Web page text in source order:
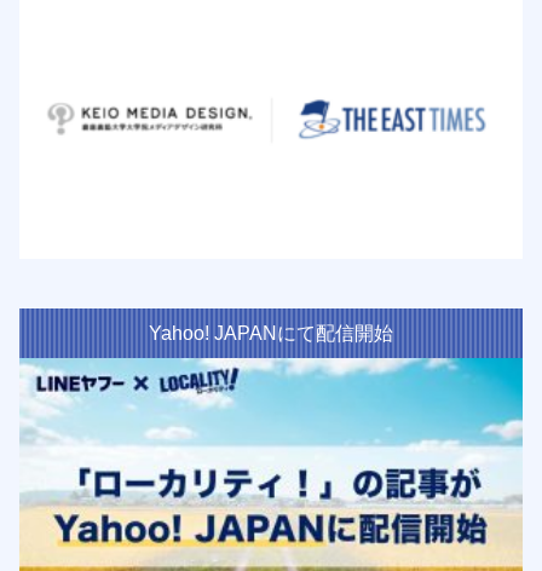
Yahoo! JAPANにて配信開始